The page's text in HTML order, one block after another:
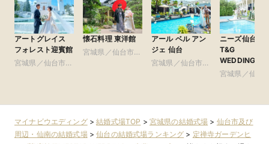
アートグレイス
フォレスト迎賓館
宮城県／仙台市及
懐石料理 東洋館
宮城県／仙台市及
アール ベル アン
ジェ 仙台
宮城県／仙台市及
ニーズ仙台 by
T&G
WEDDING(旧
アーカンジェ
宮城県／仙台
マイナビウエディング>結婚式場TOP > 宮城県の結婚式場 > 仙台市及び
周辺・仙南の結婚式場>仙台の結婚式場ランキング > 定禅寺ガーデンヒ